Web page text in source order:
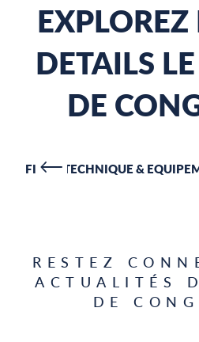
EXPLOREZ
DETAILS
DE
FICHE TECHNIQUE &
RESTEZ
ACTUALITÉS
DE